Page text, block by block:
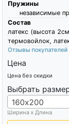
Пружины
независимые
Состав
латекс (высота
термовойлок,
Отзывы покупателей
Цена
Цена без скидки
Выбрать
160х200
Ширина х Длина